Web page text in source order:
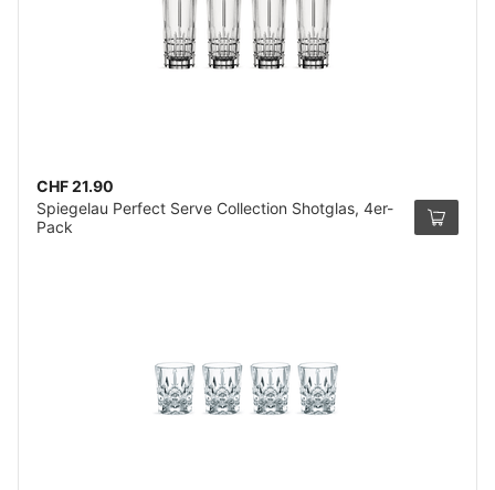
CHF 21.90
Spiegelau Perfect Serve Collection Shotglas, 4er-
Pack